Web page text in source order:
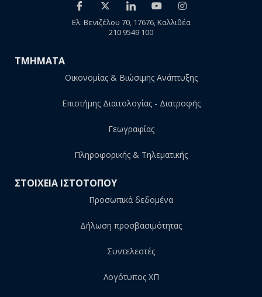
Ελ. Βενιζέλου 70, 17676, Καλλιθέα
210 9549 100
ΤΜΗΜΑΤΑ
Οικονομίας & Βιώσιμης Ανάπτυξης
Επιστήμης Διαιτολογίας - Διατροφής
Γεωγραφίας
Πληροφορικής & Τηλεματικής
ΣΤΟΙΧΕΙΑ ΙΣΤΟΤΟΠΟΥ
Προσωπικά δεδομένα
Δήλωση προσβασιμότητας
Συντελεστές
Λογότυπος ΧΠ